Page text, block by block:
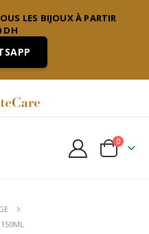
LES BIJOUX À PARTIR
DH
0
150ML